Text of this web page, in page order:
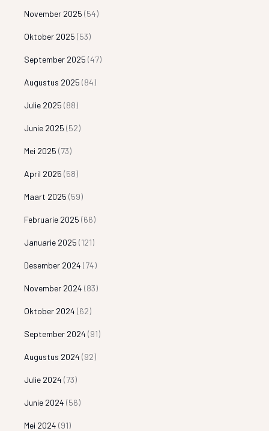
November 2025 (54)
Oktober 2025 (53)
September 2025 (47)
Augustus 2025 (84)
Julie 2025 (88)
Junie 2025 (52)
Mei 2025 (73)
April 2025 (58)
Maart 2025 (59)
Februarie 2025 (66)
Januarie 2025 (121)
Desember 2024 (74)
November 2024 (83)
Oktober 2024 (62)
September 2024 (91)
Augustus 2024 (92)
Julie 2024 (73)
Junie 2024 (56)
Mei 2024 (91)